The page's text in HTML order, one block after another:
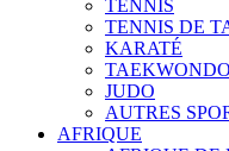
TENNIS
TENNIS DE
KARATÉ
TAEKWONDO
JUDO
AUTRES
AFRIQUE